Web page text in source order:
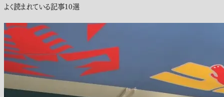
よく読まれている記事10選